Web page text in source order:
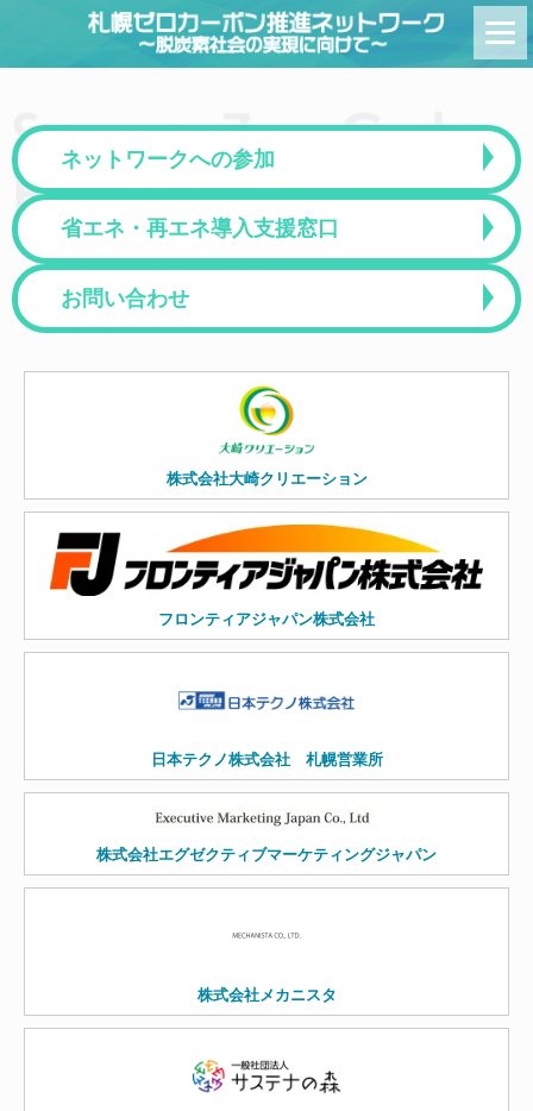
ネットワークへの参加
省エネ・再エネ導入支援窓口
お問い合わせ
株式会社大崎クリエーション
フロンティアジャパン株式会社
日本テクノ株式会社 札幌営業所
株式会社エグゼクティブマーケティングジャパン
株式会社メカニスタ